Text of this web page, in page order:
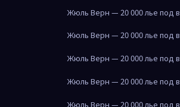
Жюль Верн — 20 000 лье под
Жюль Верн — 20 000 лье под
Жюль Верн — 20 000 лье под
Жюль Верн — 20 000 лье под
Жюль Верн — 20 000 лье под